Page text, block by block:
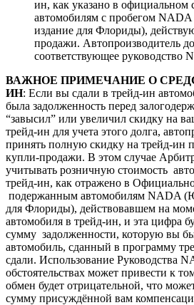
ин, как указано в официальном
автомобилям с пробегом
издание для Флориды),
продажи. Автопроизводитель
соответствующее руководство
ВАЖНОЕ ПРИМЕЧАНИЕ О
ИН: Если вы сдали в трейд-ин
была задолженность перед
“завысил” или увеличил скидку на
трейд-ин для учета этого долга,
принять полную скидку на трейд-ин
купли-продажи. В этом случае
учитывать розничную стоимость
трейд-ин, как отражено в
подержанным автомобилям NADA
для Флориды), действовавшем на
автомобиля в трейд-ин, и эта цифра
сумму задолженности, которую вы
автомобиль, сданный в программу
сдали. Использование Руководства
обстоятельствах может привести к
обмен будет отрицательной, что
сумму присуждённой вам